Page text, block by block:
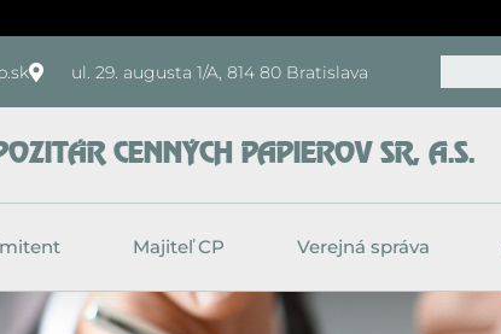
ul. 29. augusta 1/A, 814 80 Bratislava
CENNÝCH PAPIEROV SR, A.S.
Majiteľ CP Verejná správa